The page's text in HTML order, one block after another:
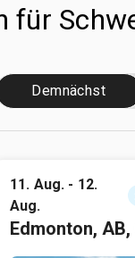
für
Demnächst
11. Aug. - 12.
Aug.
Edmonton, AB,